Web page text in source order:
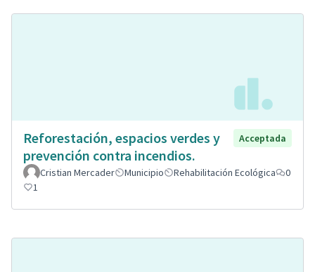
Reforestación, espacios verdes y
prevención contra incendios.
Acceptada
Cristian Mercader Municipio Rehabilitación Ecológica
0
1